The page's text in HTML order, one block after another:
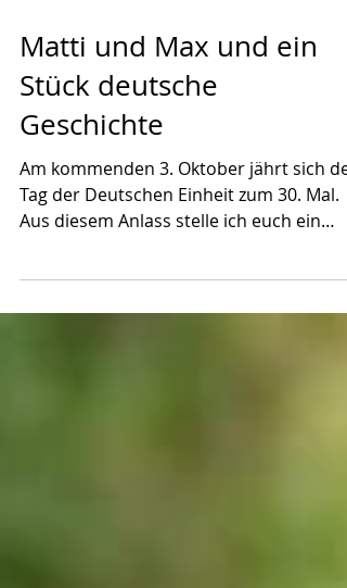
24. Sept. 2020
Matti und Max und ein
Stück deutsche
Geschichte
Am kommenden 3. Oktober jährt sich der
Aus diesem Anlass stelle ich euch ein